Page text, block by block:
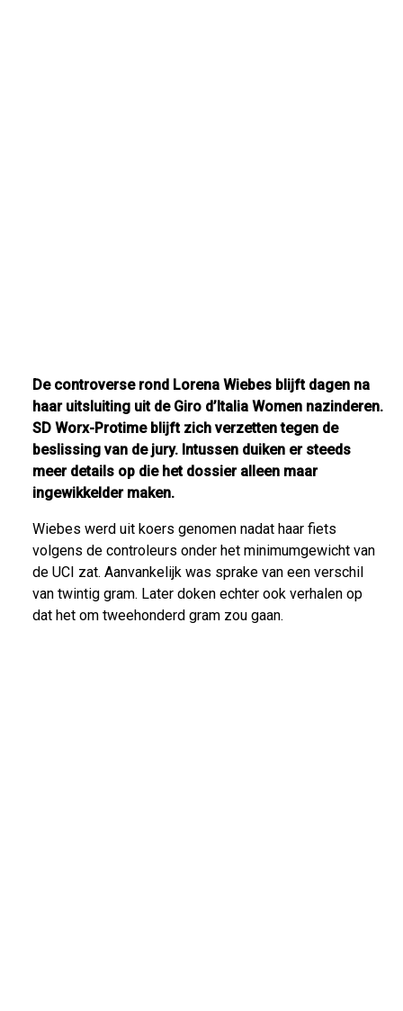
De controverse rond Lorena Wiebes blijft dagen na
haar uitsluiting uit de Giro d’Italia Women nazinderen.
SD Worx-Protime blijft zich verzetten tegen de
beslissing van de jury. Intussen duiken er steeds
meer details op die het dossier alleen maar
ingewikkelder maken.
Wiebes werd uit koers genomen nadat haar fiets
volgens de controleurs onder het minimumgewicht van
de UCI zat. Aanvankelijk was sprake van een verschil
van twintig gram. Later doken echter ook verhalen op
dat het om tweehonderd gram zou gaan.